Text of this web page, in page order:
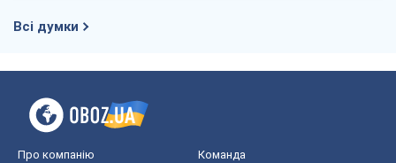
Всі думки
Про компанію Команда